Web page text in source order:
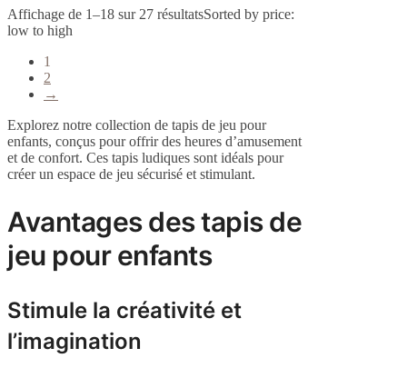
Affichage de 1–18 sur 27 résultatsSorted by price:
low to high
1
2
→
Explorez notre collection de tapis de jeu pour
enfants, conçus pour offrir des heures d’amusement
et de confort. Ces tapis ludiques sont idéals pour
créer un espace de jeu sécurisé et stimulant.
Avantages des tapis de
jeu pour enfants
Stimule la créativité et
l’imagination